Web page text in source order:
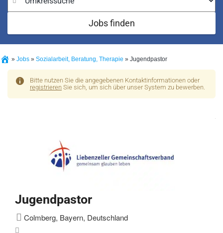
Jobs finden
» Jobs » Sozialarbeit, Beratung, Therapie » Jugendpastor
Bitte nutzen Sie die angegebenen Kontaktinformationen oder
registrieren Sie sich, um sich über unser System zu bewerben.
Jugendpastor
Colmberg, Bayern, Deutschland